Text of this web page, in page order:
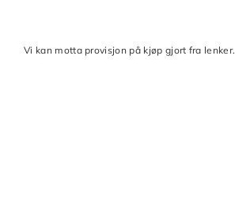
Vi kan motta provisjon på kjøp gjort fra lenker.